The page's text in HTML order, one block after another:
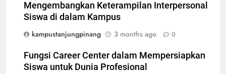
Mengembangkan Keterampilan Interpersonal
Siswa di dalam Kampus
kampustanjungpinang
3 months ago 0
Fungsi Career Center dalam Mempersiapkan
Siswa untuk Dunia Profesional